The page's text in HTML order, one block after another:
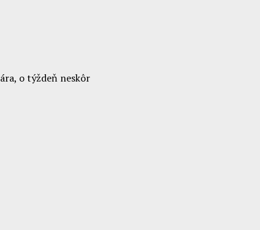
o týždeň neskôr